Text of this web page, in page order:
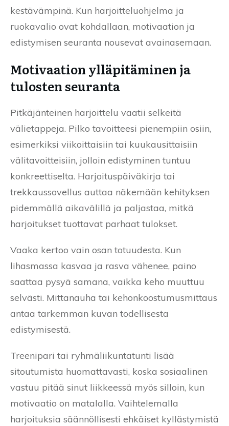
kestävämpinä. Kun harjoitteluohjelma ja
ruokavalio ovat kohdallaan, motivaation ja
edistymisen seuranta nousevat avainasemaan.
Motivaation ylläpitäminen ja
tulosten seuranta
Pitkäjänteinen harjoittelu vaatii selkeitä
välietappeja. Pilko tavoitteesi pienempiin osiin,
esimerkiksi viikoittaisiin tai kuukausittaisiin
välitavoitteisiin, jolloin edistyminen tuntuu
konkreettiselta. Harjoituspäiväkirja tai
trekkaussovellus auttaa näkemään kehityksen
pidemmällä aikavälillä ja paljastaa, mitkä
harjoitukset tuottavat parhaat tulokset.
Vaaka kertoo vain osan totuudesta. Kun
lihasmassa kasvaa ja rasva vähenee, paino
saattaa pysyä samana, vaikka keho muuttuu
selvästi. Mittanauha tai kehonkoostumusmittaus
antaa tarkemman kuvan todellisesta
edistymisestä.
Treenipari tai ryhmäliikuntatunti lisää
sitoutumista huomattavasti, koska sosiaalinen
vastuu pitää sinut liikkeessä myös silloin, kun
motivaatio on matalalla. Vaihtelemalla
harjoituksia säännöllisesti ehkäiset kyllästymistä